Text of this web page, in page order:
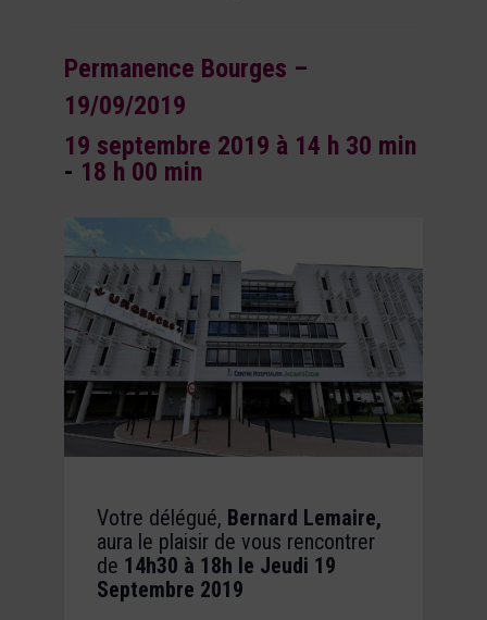
Permanence Bourges –
19/09/2019
19 septembre 2019 à 14 h 30 min
- 18 h 00 min
Votre délégué, Bernard Lemaire,
aura le plaisir de vous rencontrer
de 14h30 à 18h le Jeudi 19
Septembre 2019